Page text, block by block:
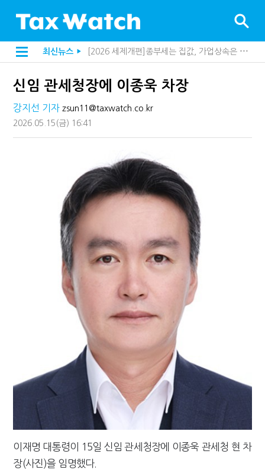
최신뉴스 ▶
[2026 세제개편]종부세는 집값, 가업상속은 기술…납세자가 꼭 볼 5가지
"3.3% 시대 끝...세무플랫폼 사업모델 흔들린다"
반도체·AI로봇 국내 생산땐 세금 깎아준다
신임 관세청장에 이종욱 차장
강지선 기자 zsun11@taxwatch.co.kr
2026.05.15 (금) 16:41
이재명 대통령이 15일 신임 관세청장에 이종욱 관세청 현 차
장(사진)을 임명했다.